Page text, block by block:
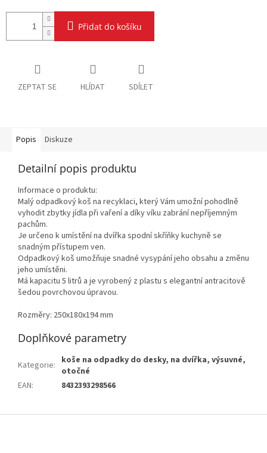
Přidat do košíku
ZEPTAT SE HLÍDAT SDÍLET
Popis Diskuze
Detailní popis produktu
Informace o produktu:
Malý odpadkový koš na recyklaci, který Vám umožní pohodlně
vyhodit zbytky jídla při vaření a díky víku zabrání nepříjemným
pachům.
Je určeno k umístění na dvířka spodní skříňky kuchyně se
snadným přístupem ven.
Odpadkový koš umožňuje snadné vysypání jeho obsahu a změnu
jeho umístěni.
Má kapacitu 5 litrů a je vyrobený z plastu s elegantní antracitově
šedou povrchovou úpravou.
Rozměry: 250x180x194 mm
Doplňkové parametry
Kategorie: koše na odpadky do desky, na dvířka, výsuvné,
otočné
EAN: 8432393298566
Z